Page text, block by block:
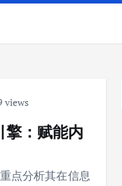
views
擎：赋能内
点分析其在信息